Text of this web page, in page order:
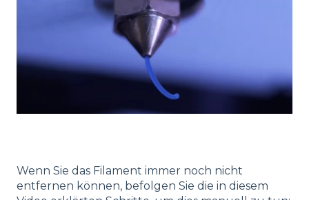
Wenn Sie das Filament immer noch nicht
entfernen können, befolgen Sie die in diesem